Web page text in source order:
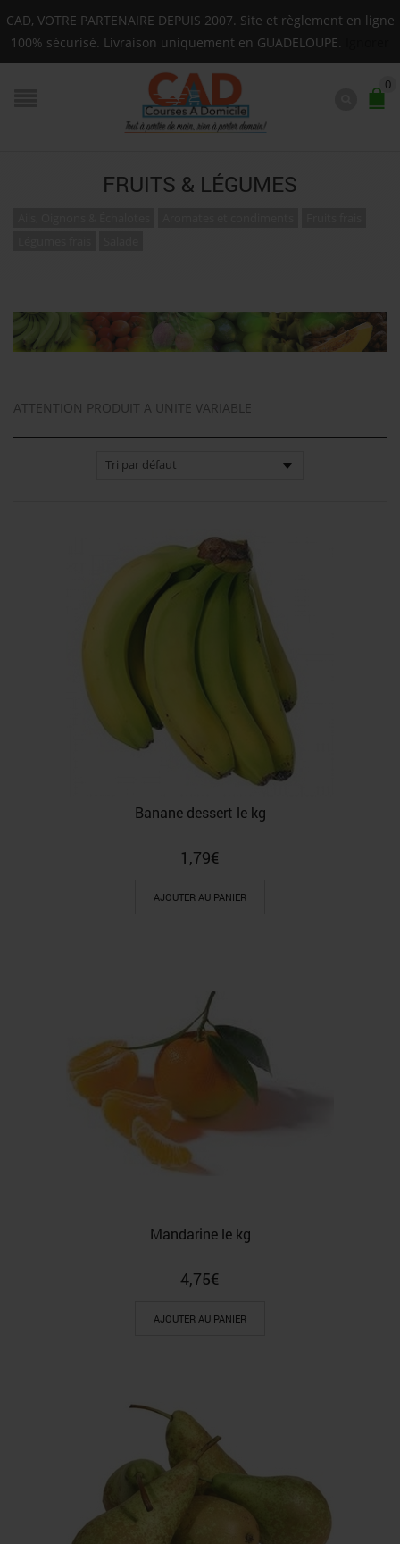
: Mardi, Jeudi, Samedi (Basse-terre uniquement
0
FRUITS & LÉGUMES
ATTENTION PRODUIT A UNITE VARIABLE
Banane dessert le kg
1,79€
AJOUTER AU PANIER
Mandarine le kg
4,75€
AJOUTER AU PANIER
CAD, VOTRE PARTENAIRE DEPUIS 2007. Site et règlement en ligne
100% sécurisé. Livraison uniquement en GUADELOUPE.